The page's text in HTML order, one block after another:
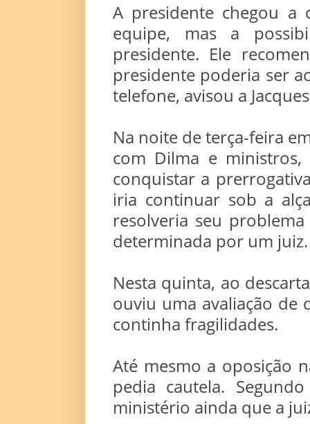
A presidente chegou
equipe, mas a
presidente. Ele
presidente poderia ser
telefone, avisou a
Na noite de terça-feira
com Dilma e
conquistar a
iria continuar sob a
resolveria seu
determinada por um juiz.
Nesta quinta, ao
ouviu uma avaliação de
continha fragilidades.
Até mesmo a oposição
pedia cautela.
ministério ainda que a